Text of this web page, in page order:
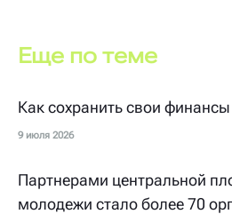
Еще по теме
Как сохранить свои
9 июля 2026
Партнерами центральной
молодежи стало более 70